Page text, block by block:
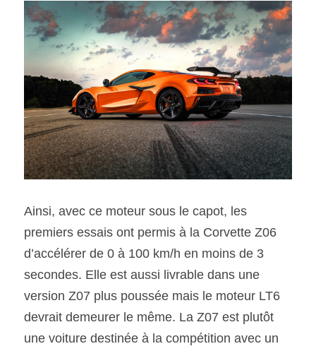
Ainsi, avec ce moteur sous le capot, les
premiers essais ont permis à la Corvette Z06
d’accélérer de 0 à 100 km/h en moins de 3
secondes. Elle est aussi livrable dans une
version Z07 plus poussée mais le moteur LT6
devrait demeurer le même. La Z07 est plutôt
une voiture destinée à la compétition avec un